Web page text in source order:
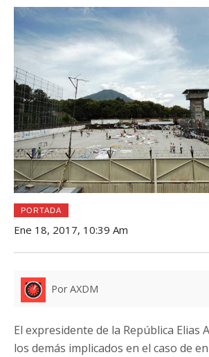
PORTADA
Ene 18, 2017, 10:39 Am
Por AXDM
El expresidente de la República Elias
los demás implicados en el caso de